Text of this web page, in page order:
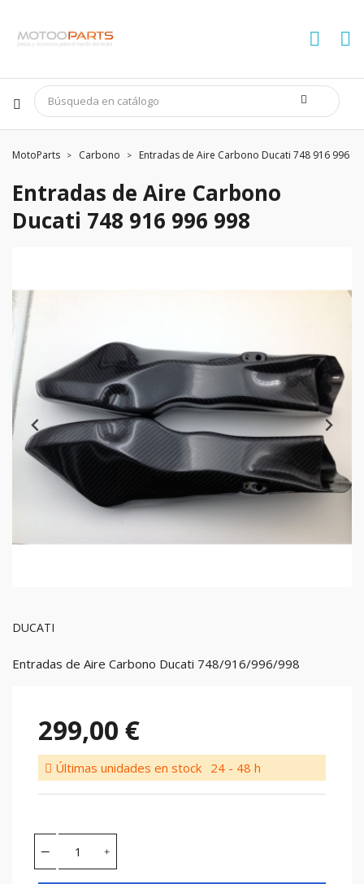
MotoParts Carbono Entradas de Aire Carbono Ducati 748 916 996
Entradas de Aire Carbono
Ducati 748 916 996 998
DUCATI
Entradas de Aire Carbono Ducati 748/916/996/998
299,00 €
Últimas unidades en stock 24 - 48 h